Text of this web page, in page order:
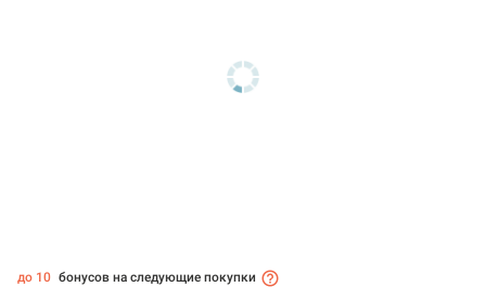
до 10 бонусов на следующие покупки